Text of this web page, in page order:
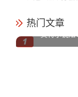
热门文章